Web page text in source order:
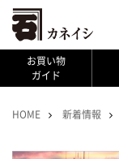
お買い物
ガイド
HOME 新着情報